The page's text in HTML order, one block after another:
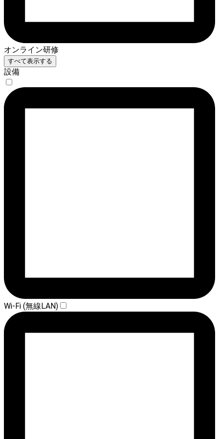
オンライン研修
すべて表示する
設備
Wi-Fi (無線LAN)